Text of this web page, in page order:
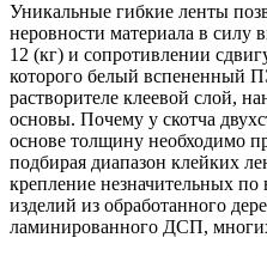
Уникальные гибкие ленты
неровности материала в силу
12 (кг) и сопротивлении
которого белый вспененный
растворителе клеевой слой,
основы. Почему у скотча
основе толщину необходимо
подбирая диапазон клейких
крепление незначительных по
изделий из обработанного
ламинированного ДСП,